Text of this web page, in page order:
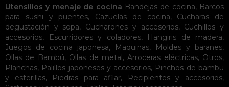
Utensilios y menaje de cocina Bandejas de cocina, Barcos
para sushi y puentes, Cazuelas de cocina, Cucharas de
degustación y sopa, Cucharones y accesorios, Cuchillos y
accesorios, Escurridores y coladores, Hangiris de madera,
Juegos de cocina japonesa, Maquinas, Moldes y baranes,
Ollas de Bambú, Ollas de metal,Arroceras eléctricas, Otros,
Planchas, Palillos japoneses y accesorios, Pinchos de bambu
y esterillas, Piedras para afilar, Recipientes y accesorios,